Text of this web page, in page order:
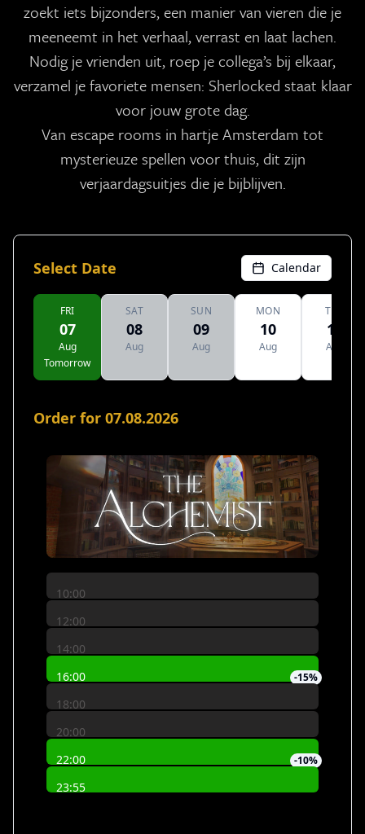
zoekt iets bijzonders, een manier van vieren die je
meeneemt in het verhaal, verrast en laat lachen.
Nodig je vrienden uit, roep je collega’s bij elkaar,
verzamel je favoriete mensen: Sherlocked staat klaar
voor jouw grote dag.
Van escape rooms in hartje Amsterdam tot
mysterieuze spellen voor thuis, dit zijn
verjaardagsuitjes die je bijblijven.